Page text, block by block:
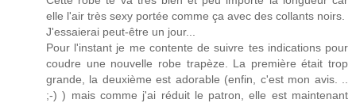
elle l'air très sexy portée comme ça avec des collants noirs.
J'essaierai peut-être un jour...
Pour l'instant je me contente de suivre tes indications pour
coudre une nouvelle robe trapèze. La première était trop
grande, la deuxième est adorable (enfin, c'est mon avis. ..
;-) ) mais comme j'ai réduit le patron, elle est maintenant